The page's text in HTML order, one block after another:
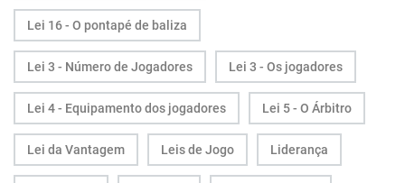
Lei 16 - O pontapé de baliza
Lei 3 - Número de Jogadores Lei 3 - Os jogadores
Lei 4 - Equipamento dos jogadores Lei 5 - O Árbitro
Lei da Vantagem Leis de Jogo Liderança